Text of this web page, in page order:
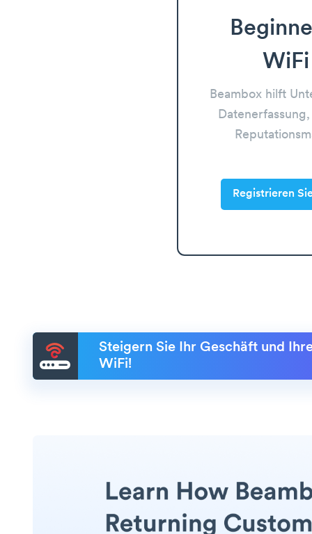
Beambox hilft
Registrieren
Steigern Sie Ihr Geschäft und
WiFi!